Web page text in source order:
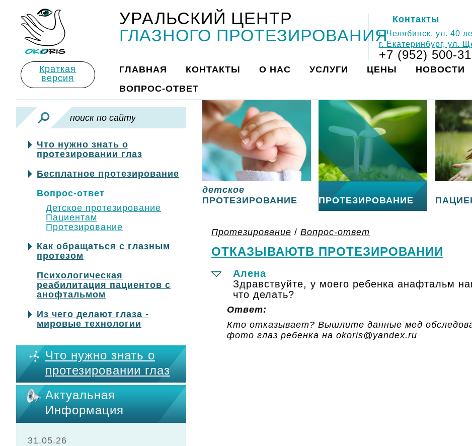
УРАЛЬСКИЙ ЦЕНТР
ГЛАЗНОГО ПРОТЕЗИРОВАНИЯ
Контакты
г. Челябинск, ул. 40
г. Екатеринбург, ул.
+7 (952) 500-
Краткая
версия
ГЛАВНАЯ КОНТАКТЫ О НАС УСЛУГИ ЦЕНЫ НОВОСТИ
ВОПРОС-ОТВЕТ
детское
ПРОТЕЗИРОВАНИЕ
ПРОТЕЗИРОВАНИЕ
Что нужно знать о
протезировании глаз
Бесплатное протезирование
Вопрос-ответ
Детское протезирование
Пациентам
Протезирование
Как обращаться с глазным
протезом
Психологическая
реабилитация пациентов с
анофтальмом
Из чего делают глаза -
мировые технологии
Что нужно знать о
протезировании глаз
Актуальная
Информация
31.05.26
Протезирование / Вопрос-ответ
ОТКАЗЫВАЮТВ ПРОТЕЗИРОВАНИИ
Алена
Здравствуйте, у моего ребенка анафтальм
что делать?
Ответ:
Кто отказывает? Вышлите данные мед
фото глаз ребенка на okoris@yandex.ru